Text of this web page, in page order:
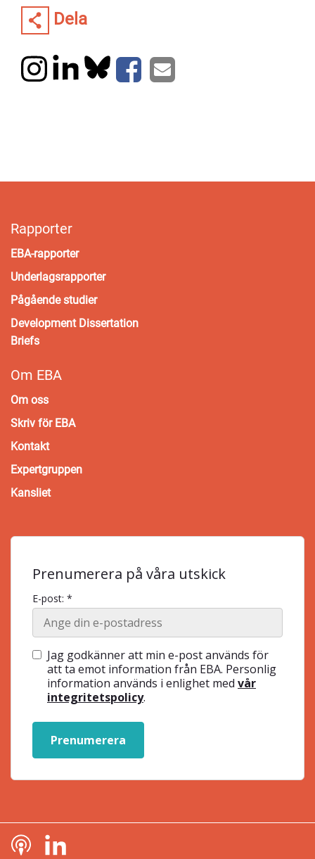
Dela
Rapporter
EBA-rapporter
Underlagsrapporter
Pågående studier
Development Dissertation
Briefs
Om EBA
Om oss
Skriv för EBA
Kontakt
Expertgruppen
Kansliet
Prenumerera på våra utskick
E-post: *
Jag godkänner att min e-post används för
att ta emot information från EBA. Personlig
information används i enlighet med vår
integritetspolicy.
Prenumerera